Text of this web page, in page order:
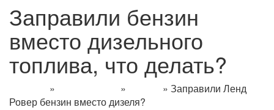
Заправили бензин
вместо дизельного
топлива, что делать?
» » » Заправили Ленд
Ровер бензин вместо дизеля?